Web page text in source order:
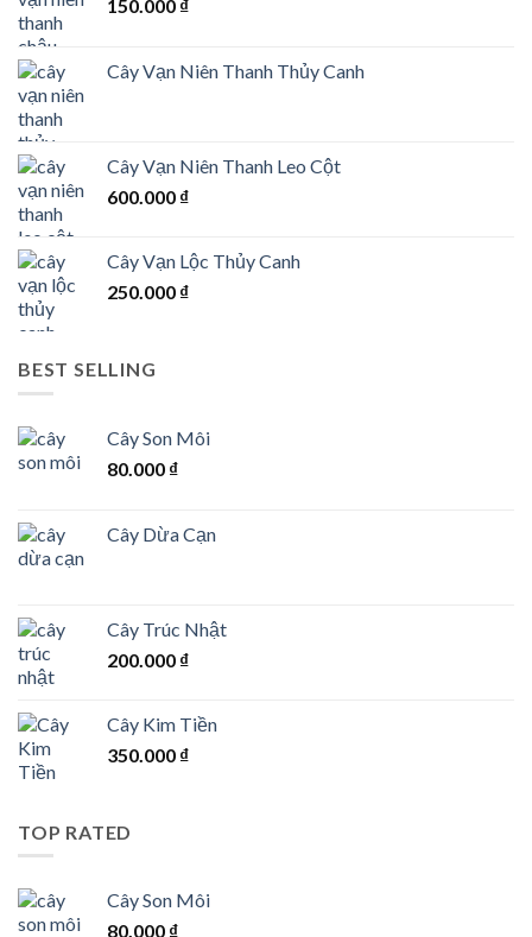
150.000 ₫
Cây Vạn Niên Thanh Thủy Canh
Cây Vạn Niên Thanh Leo Cột
600.000 ₫
Cây Vạn Lộc Thủy Canh
250.000 ₫
BEST SELLING
Cây Son Môi
80.000 ₫
Cây Dừa Cạn
Cây Trúc Nhật
200.000 ₫
Cây Kim Tiền
350.000 ₫
TOP RATED
Cây Son Môi
80.000 ₫